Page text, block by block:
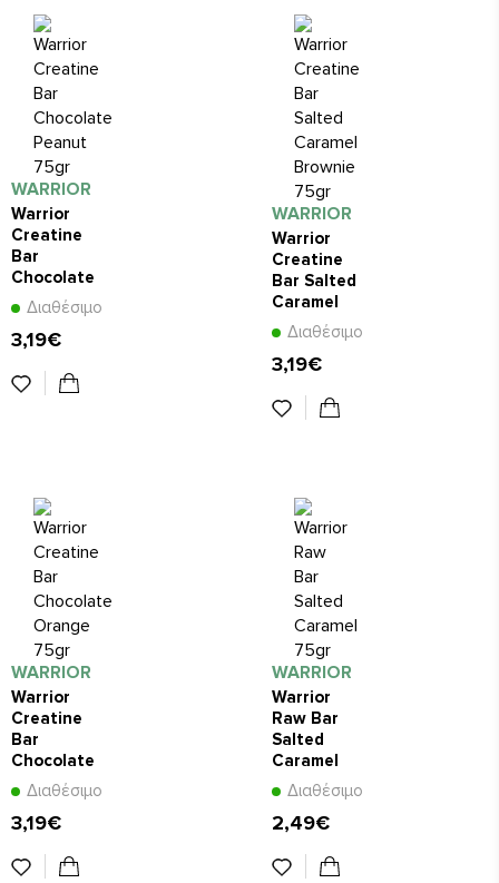
WARRIOR
Warrior
Creatine
Bar
Chocolate
Peanut
75gr
Διαθέσιμο
3,19€
WARRIOR
Warrior
Creatine
Bar Salted
Caramel
Brownie
75gr
Διαθέσιμο
3,19€
WARRIOR
Warrior
Creatine
Bar
Chocolate
Orange
Διαθέσιμο
3,19€
WARRIOR
Warrior
Raw Bar
Salted
Caramel
75gr
Διαθέσιμο
2,49€